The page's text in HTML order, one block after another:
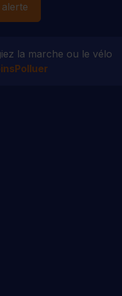
la marche ou le vélo